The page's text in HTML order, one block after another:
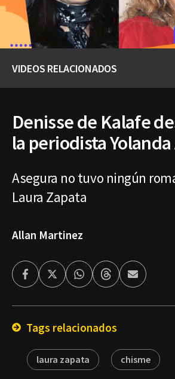
VIDEOS RELACIONADOS
Denisse de Kalafe
la periodista
Asegura no tuvo ningún
Laura Zapata
Allan Martinez
FacebookTwitterWhatsappThreadsEnviar
por
Tags relacionados
laura zapata chisme